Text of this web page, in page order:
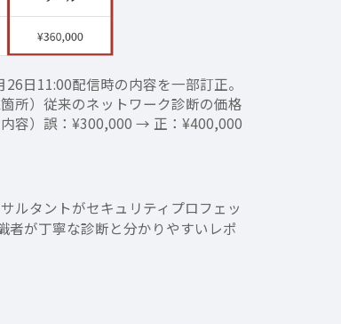
日11:00配信時の内容を一部訂正。
箇所）従来のネットワーク診断の価格​
内容）誤：¥300,000 → 正：¥400,000​
ルタントがセキュリティプロフェッ
者が丁寧な診断と分かりやすいレポ